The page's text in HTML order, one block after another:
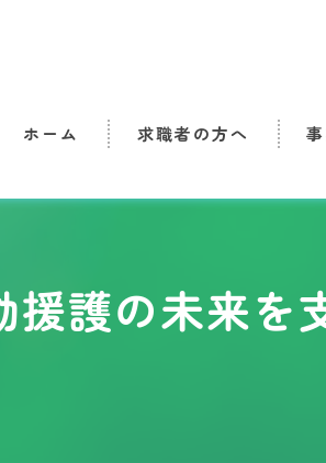
ホーム 求職者の方へ
援護の未来を